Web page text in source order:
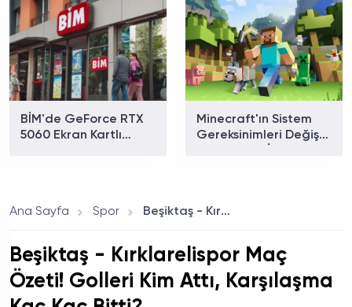
Geldi
BİM'de GeForce RTX
5060 Ekran Kartlı
Minecraft'ın Sistem
Gereksinimleri Değişti:
Ana Sayfa Spor Beşiktaş - Kırklarelispor Maç Özeti! Golleri Kim Attı, Karşılaşma Kaç Kaç Bitti?
Beşiktaş - Kırklarelispor Maç
Özeti! Golleri Kim Attı, Karşılaşma